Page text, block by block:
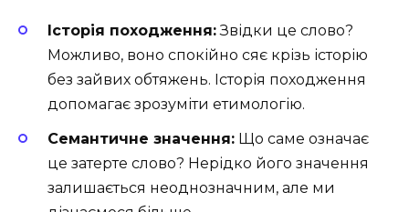
Історія походження:Звідки це слово?
Можливо, воно спокійно сяє крізь історію
без зайвих обтяжень. Історія походження
допомагає зрозуміти етимологію.
Семантичне значення: Що саме означає
це затерте слово? Нерідко його значення
залишається неоднозначним, але ми